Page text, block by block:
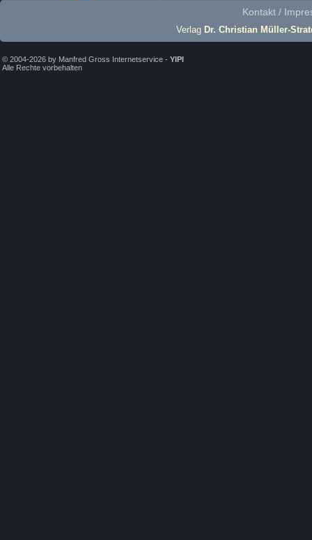
Kontakt /
Verlag Dr. Christian Müller-
© 2004-2026 by Manfred Gross Internetservice - YIPI
Alle Rechte vorbehalten